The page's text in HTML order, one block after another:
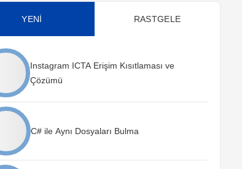
YENİ RASTGELE
Instagram ICTA Erişim Kısıtlaması ve
Çözümü
C# ile Aynı Dosyaları Bulma